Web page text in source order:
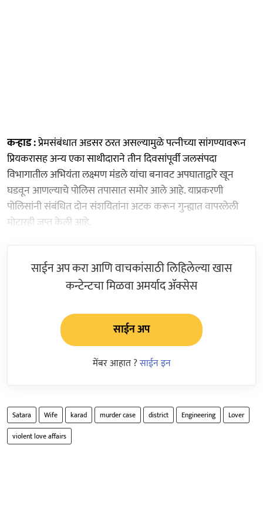
कऱ्हाड :प्रेमसंबंधात अडसर ठरत असल्‍यामुळे पत्‍नीच्‍या सांगण्यावरून
प्रियकरासह अन्‍य एका साथीदाराने तीन दिवसांपूर्वी जलसंपदा
विभागातील अभियंता लक्ष्‍मण मंडले यांचा बनावट अपघाताद्वारे खून
घडवून आणल्‍याचे पोलिस तपासात समोर आले आहे. याप्रकरणी
पोलिसांनी संबंधित दोन संशयितांना अटक करून गुन्ह्यात वापरलेली
मोटारही जप्त केली आहे.
साईन अप करा आणि वाचकांसाठी लिहिलेल्या खास
कन्टेन्टचा मिळवा अमर्याद ॲक्सेस
साईन अप
मेंबर आहात ?साईन इन
Satara Wife karad murder case district Engineering
Lover
violent love affairs